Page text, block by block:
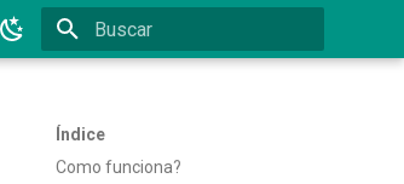
Índice
Como funciona?